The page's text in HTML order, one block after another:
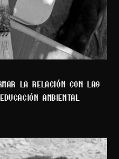
la relación con las
ambiental